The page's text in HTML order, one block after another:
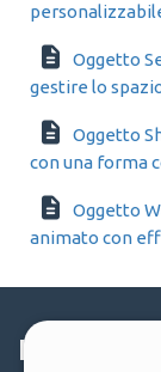
Oggetto
gestire lo
Oggetto
con una forma
Oggetto
animato con
Help